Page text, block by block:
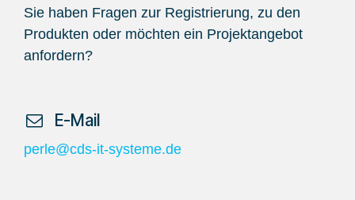
Sie haben Fragen zur Registrierung, zu den
Produkten oder möchten ein Projektangebot
anfordern?
​ E-Mail
perle@cds-it-systeme.de